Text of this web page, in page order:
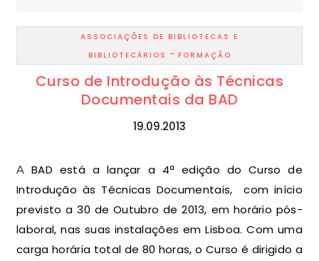
ASSOCIAÇÕES DE BIBLIOTECAS E
BIBLIOTECÁRIOS - FORMAÇÃO
Curso de Introdução às Técnicas
Documentais da BAD
19.09.2013
A BAD está a lançar a 4ª edição do Curso de
Introdução às Técnicas Documentais, com início
previsto a 30 de Outubro de 2013, em horário pós-
laboral, nas suas instalações em Lisboa. Com uma
carga horária total de 80 horas, o Curso é dirigido a